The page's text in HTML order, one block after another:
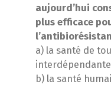
aujourd’hui
plus efficace
a) la santé de
b) la santé